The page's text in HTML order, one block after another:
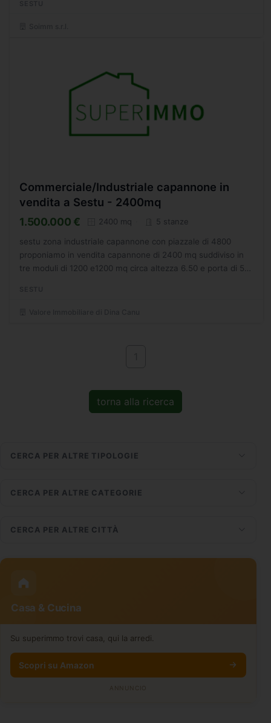
Commerciale/Industriale capannone in
vendita a Sestu - 2400mq
1.500.000 € 2400 mq 5 stanze
sestu zona industriale capannone con piazzale di 4800
proponiamo in vendita capannone di 2400 mq suddiviso in
tre moduli di 1200 e1200 mq circa altezza 6.50 e porta di 5
torna alla ricerca
CERCA PER ALTRE TIPOLOGIE
CERCA PER ALTRE CATEGORIE
CERCA PER ALTRE CITTÀ
Casa & Cucina
Su superimmo trovi casa, qui la arredi.
Scopri su Amazon
ANNUNCIO